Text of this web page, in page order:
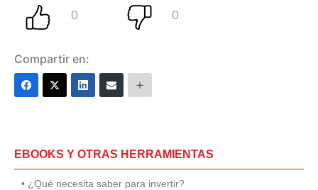
Compartir en:
EBOOKS Y OTRAS HERRAMIENTAS
• ¿Qué necesita saber para invertir?